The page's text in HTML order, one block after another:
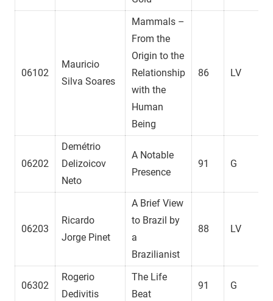
06102
Mauricio
Silva Soares
Mammals –
From the
Origin to the
Relationship
with the
Human
Being
86 LV
06202
Demétrio
Delizoicov
Neto
A Notable
Presence
91 G
06203
Ricardo
Jorge Pinet
A Brief View
to Brazil by
a
Brazilianist
88 LV
06302
Rogerio
Dedivitis
The Life
Beat
91 G